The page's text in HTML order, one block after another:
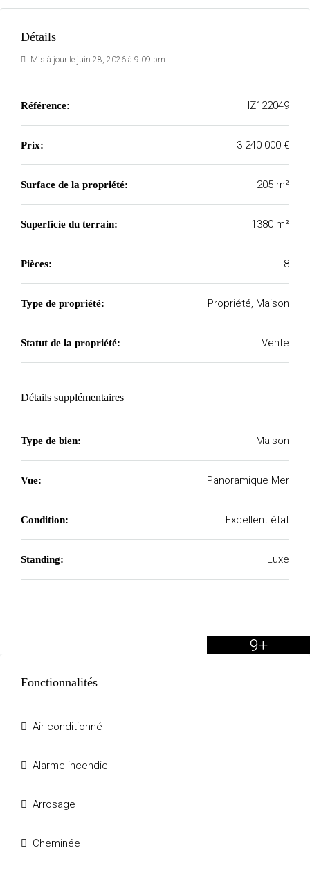
Détails
Mis à jour le juin 28, 2026 à 9:09 pm
Référence: HZ122049
Prix: 3 240 000 €
Surface de la propriété: 205 m²
Superficie du terrain: 1380 m²
Pièces: 8
Type de propriété: Propriété, Maison
Statut de la propriété: Vente
Détails supplémentaires
Type de bien: Maison
Vue: Panoramique Mer
Condition: Excellent état
Standing: Luxe
9+
Fonctionnalités
Air conditionné
Alarme incendie
Arrosage
Cheminée